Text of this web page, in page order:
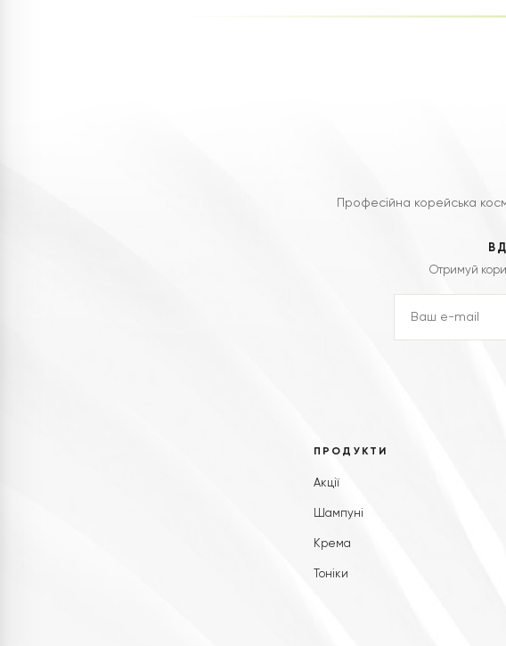
Професійна корейська
Отримуй
ПРОДУКТИ
Акції
Шампуні
Крема
Тоніки